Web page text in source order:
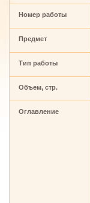
Номер работы
Предмет
Тип работы
Объем, стр.
Оглавление